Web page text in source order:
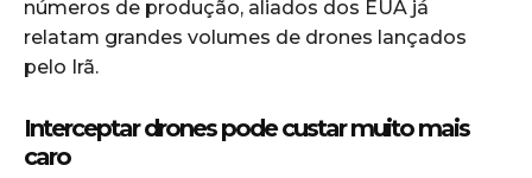
números de produção, aliados dos EUA já
relatam grandes volumes de drones lançados
pelo Irã.
Interceptar drones pode custar muito mais
caro